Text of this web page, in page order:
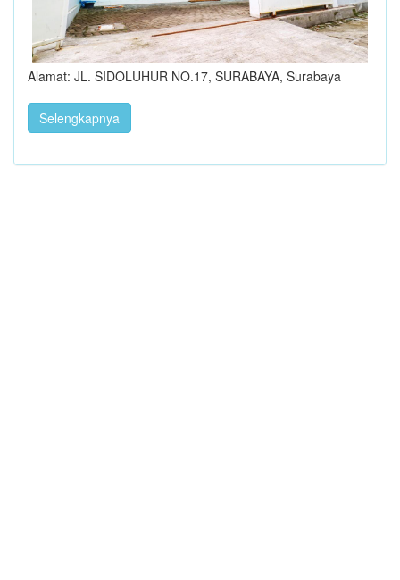
Alamat: JL. SIDOLUHUR NO.17, SURABAYA, Surabaya
Selengkapnya